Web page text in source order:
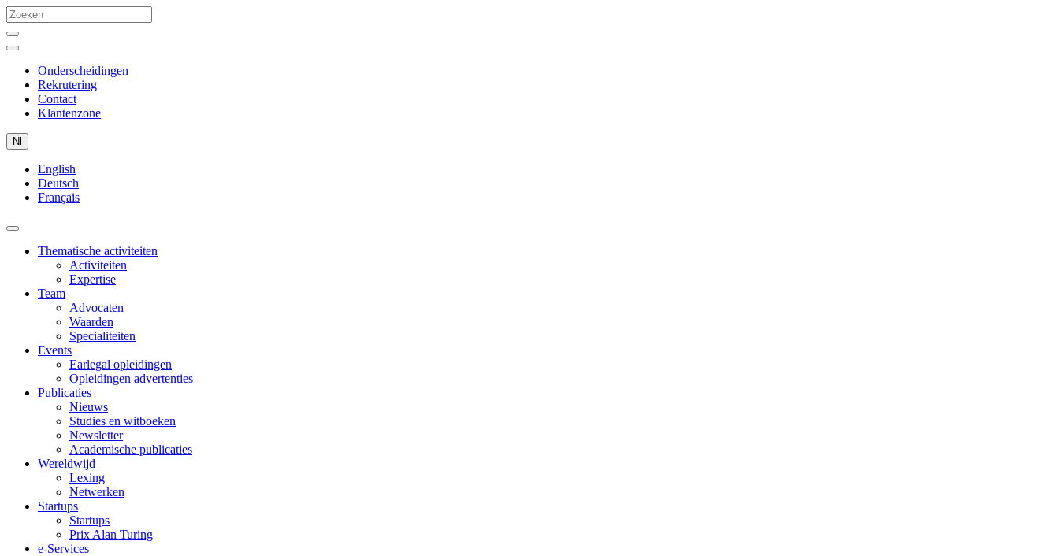
Onderscheidingen
Rekrutering
Contact
Klantenzone
Nl
English
Deutsch
Français
Thematische activiteiten
Activiteiten
Expertise
Team
Advocaten
Waarden
Specialiteiten
Events
Earlegal opleidingen
Opleidingen advertenties
Publicaties
Nieuws
Studies en witboeken
Newsletter
Academische publicaties
Wereldwijd
Lexing
Netwerken
Startups
Startups
Prix Alan Turing
e-Services